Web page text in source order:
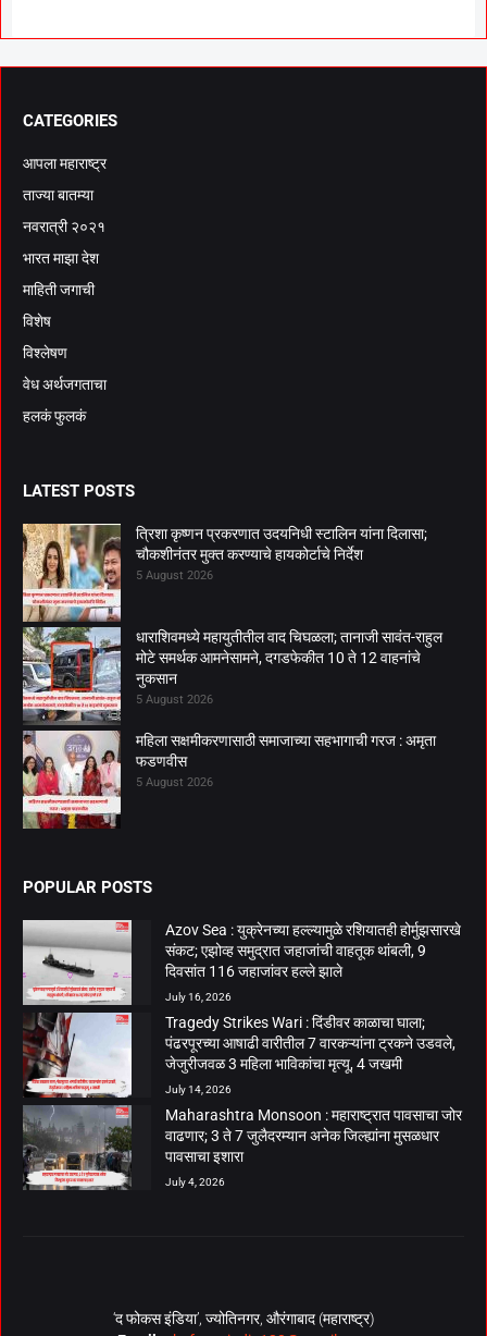
CATEGORIES
आपला महाराष्ट्र
ताज्या बातम्या
नवरात्री २०२१
भारत माझा देश
माहिती जगाची
विशेष
विश्लेषण
वेध अर्थजगताचा
हलकं फुलकं
LATEST POSTS
त्रिशा कृष्णन प्रकरणात उदयनिधी स्टालिन यांना दिलासा;
चौकशीनंतर मुक्त करण्याचे हायकोर्टाचे निर्देश
5 August 2026
धाराशिवमध्ये महायुतीतील वाद चिघळला; तानाजी सावंत-राहुल
मोटे समर्थक आमनेसामने, दगडफेकीत 10 ते 12 वाहनांचे
नुकसान
5 August 2026
महिला सक्षमीकरणासाठी समाजाच्या सहभागाची गरज : अमृता
फडणवीस
5 August 2026
POPULAR POSTS
Azov Sea : युक्रेनच्या हल्ल्यामुळे रशियातही होर्मुझसारखे
संकट; एझोव्ह समुद्रात जहाजांची वाहतूक थांबली, 9
दिवसांत 116 जहाजांवर हल्ले झाले
July 16, 2026
Tragedy Strikes Wari : दिंडीवर काळाचा घाला;
पंढरपूरच्या आषाढी वारीतील 7 वारकऱ्यांना ट्रकने उडवले,
जेजुरीजवळ 3 महिला भाविकांचा मृत्यू, 4 जखमी
July 14, 2026
Maharashtra Monsoon : महाराष्ट्रात पावसाचा जोर
वाढणार; 3 ते 7 जुलैदरम्यान अनेक जिल्ह्यांना मुसळधार
पावसाचा इशारा
July 4, 2026
‘द फोकस इंडिया’, ज्योतिनगर, औरंगाबाद (महाराष्ट्र)